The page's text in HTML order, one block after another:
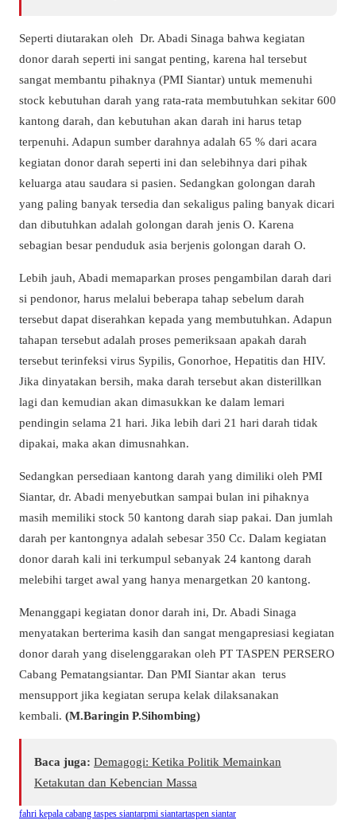
Seperti diutarakan oleh Dr. Abadi Sinaga bahwa kegiatan
donor darah seperti ini sangat penting, karena hal tersebut
sangat membantu pihaknya (PMI Siantar) untuk memenuhi
stock kebutuhan darah yang rata-rata membutuhkan sekitar 600
kantong darah, dan kebutuhan akan darah ini harus tetap
terpenuhi. Adapun sumber darahnya adalah 65 % dari acara
kegiatan donor darah seperti ini dan selebihnya dari pihak
keluarga atau saudara si pasien. Sedangkan golongan darah
yang paling banyak tersedia dan sekaligus paling banyak dicari
dan dibutuhkan adalah golongan darah jenis O. Karena
sebagian besar penduduk asia berjenis golongan darah O.
Lebih jauh, Abadi memaparkan proses pengambilan darah dari
si pendonor, harus melalui beberapa tahap sebelum darah
tersebut dapat diserahkan kepada yang membutuhkan. Adapun
tahapan tersebut adalah proses pemeriksaan apakah darah
tersebut terinfeksi virus Sypilis, Gonorhoe, Hepatitis dan HIV.
Jika dinyatakan bersih, maka darah tersebut akan disterillkan
lagi dan kemudian akan dimasukkan ke dalam lemari
pendingin selama 21 hari. Jika lebih dari 21 hari darah tidak
dipakai, maka akan dimusnahkan.
Sedangkan persediaan kantong darah yang dimiliki oleh PMI
Siantar, dr. Abadi menyebutkan sampai bulan ini pihaknya
masih memiliki stock 50 kantong darah siap pakai. Dan jumlah
darah per kantongnya adalah sebesar 350 Cc. Dalam kegiatan
donor darah kali ini terkumpul sebanyak 24 kantong darah
melebihi target awal yang hanya menargetkan 20 kantong.
Menanggapi kegiatan donor darah ini, Dr. Abadi Sinaga
menyatakan berterima kasih dan sangat mengapresiasi kegiatan
donor darah yang diselenggarakan oleh PT TASPEN PERSERO
Cabang Pematangsiantar. Dan PMI Siantar akan terus
mensupport jika kegiatan serupa kelak dilaksanakan
kembali. (M.Baringin P.Sihombing)
Baca juga: Demagogi: Ketika Politik Memainkan
Ketakutan dan Kebencian Massa
fahri kepala cabang taspes siantarpmi siantartaspen siantar